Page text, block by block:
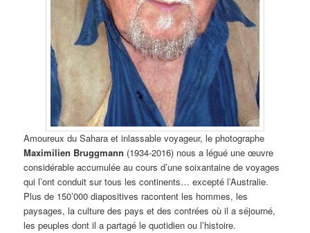
Amoureux du Sahara et inlassable voyageur, le photographe
Maximilien Bruggmann (1934-2016) nous a légué une œuvre
considérable accumulée au cours d’une soixantaine de voyages
qui l’ont conduit sur tous les continents… excepté l’Australie.
Plus de 150’000 diapositives racontent les hommes, les
paysages, la culture des pays et des contrées où il a séjourné,
les peuples dont il a partagé le quotidien ou l’histoire.